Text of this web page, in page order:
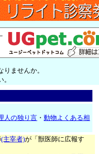
ませんか。
人の独り言 ・動物よくある相
(主宰者)が「獣医師に広報す